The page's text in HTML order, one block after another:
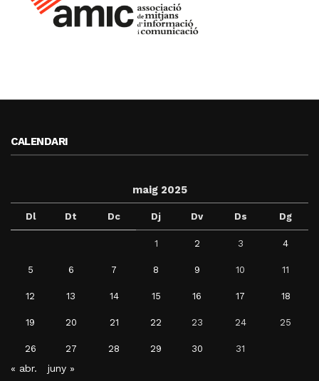
CALENDARI
maig 2025
Dl Dt Dc Dj Dv Ds Dg
1 2 3 4
5 6 7 8 9 10 11
12 13 14 15 16 17 18
19 20 21 22 23 24 25
26 27 28 29 30 31
« abr. juny »